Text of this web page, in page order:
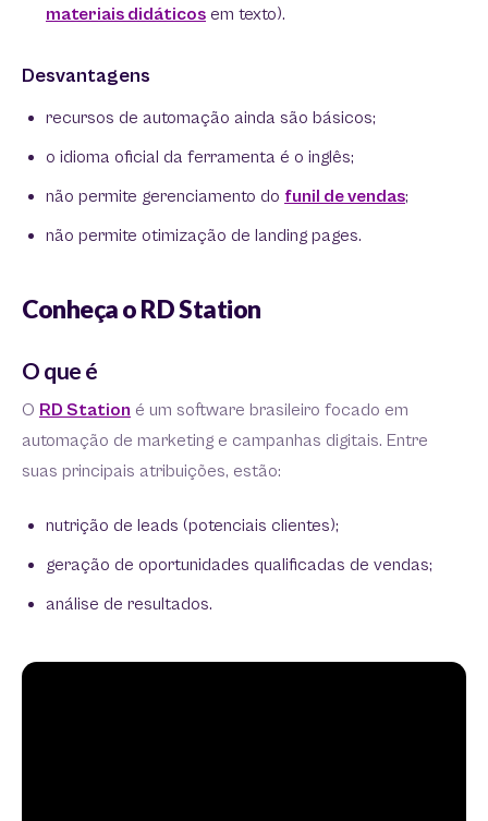
materiais didáticos em texto).
Desvantagens
recursos de automação ainda são básicos;
o idioma oficial da ferramenta é o inglês;
não permite gerenciamento do funil de vendas;
não permite otimização de landing pages.
Conheça o RD Station
O que é
O RD Station é um software brasileiro focado em
automação de marketing e campanhas digitais. Entre
suas principais atribuições, estão:
nutrição de leads (potenciais clientes);
geração de oportunidades qualificadas de vendas;
análise de resultados.